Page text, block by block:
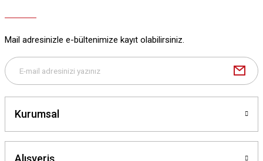
Mail adresinizle e-bültenimize kayıt olabilirsiniz.
Kurumsal